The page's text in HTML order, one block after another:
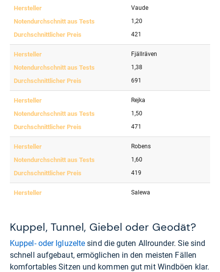
Kuppel, Tunnel, Giebel oder Geodät?
Kuppel- oder Igluzelte sind die guten Allrounder. Sie sind
schnell aufgebaut, ermöglichen in den meisten Fällen
komfortables Sitzen und kommen gut mit Windböen klar.